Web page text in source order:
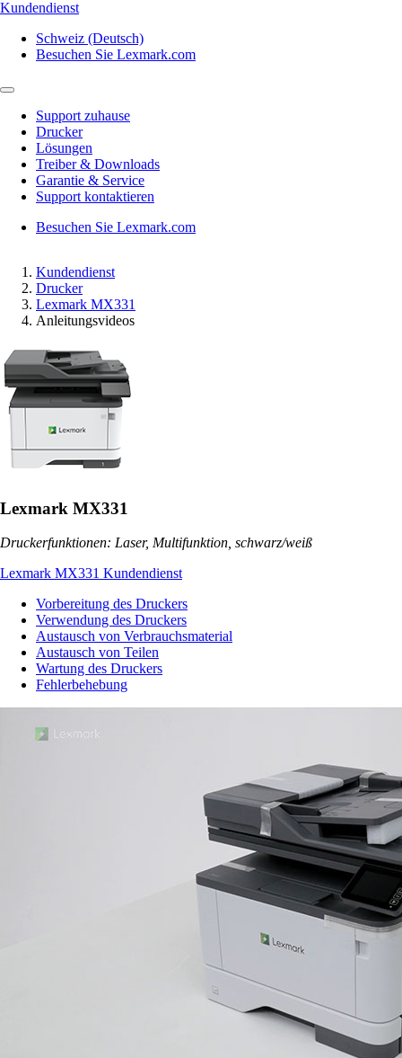
Kundendienst
Schweiz (Deutsch)
Besuchen Sie Lexmark.com
Support zuhause
Drucker
Lösungen
Treiber & Downloads
Garantie & Service
Support kontaktieren
Besuchen Sie Lexmark.com
Kundendienst
Drucker
Lexmark MX331
Anleitungsvideos
Lexmark MX331
Druckerfunktionen: Laser, Multifunktion, schwarz/weiß
Lexmark MX331 Kundendienst
Vorbereitung des Druckers
Verwendung des Druckers
Austausch von Verbrauchsmaterial
Austausch von Teilen
Wartung des Druckers
Fehlerbehebung